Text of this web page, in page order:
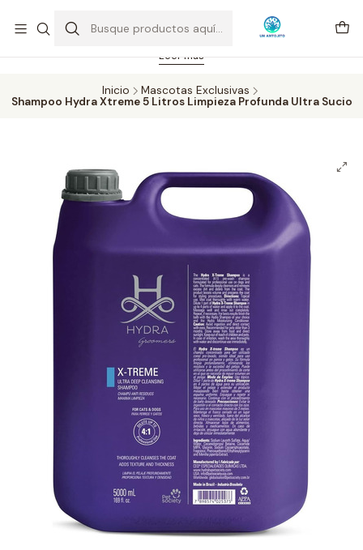
Feriado 21-05-2026 atención hasta las 14 hrs. Envío GRATIS mismo
día solo área Metropolitana Santiago por compras desde CLP 39.900.
Pedidos hasta 16 hrs., sábados y domingos hasta 14 hrs.
Leer más
Inicio
Mascotas Exclusivas
Shampoo Hydra Xtreme 5 Litros Limpieza Profunda Ultra Sucio